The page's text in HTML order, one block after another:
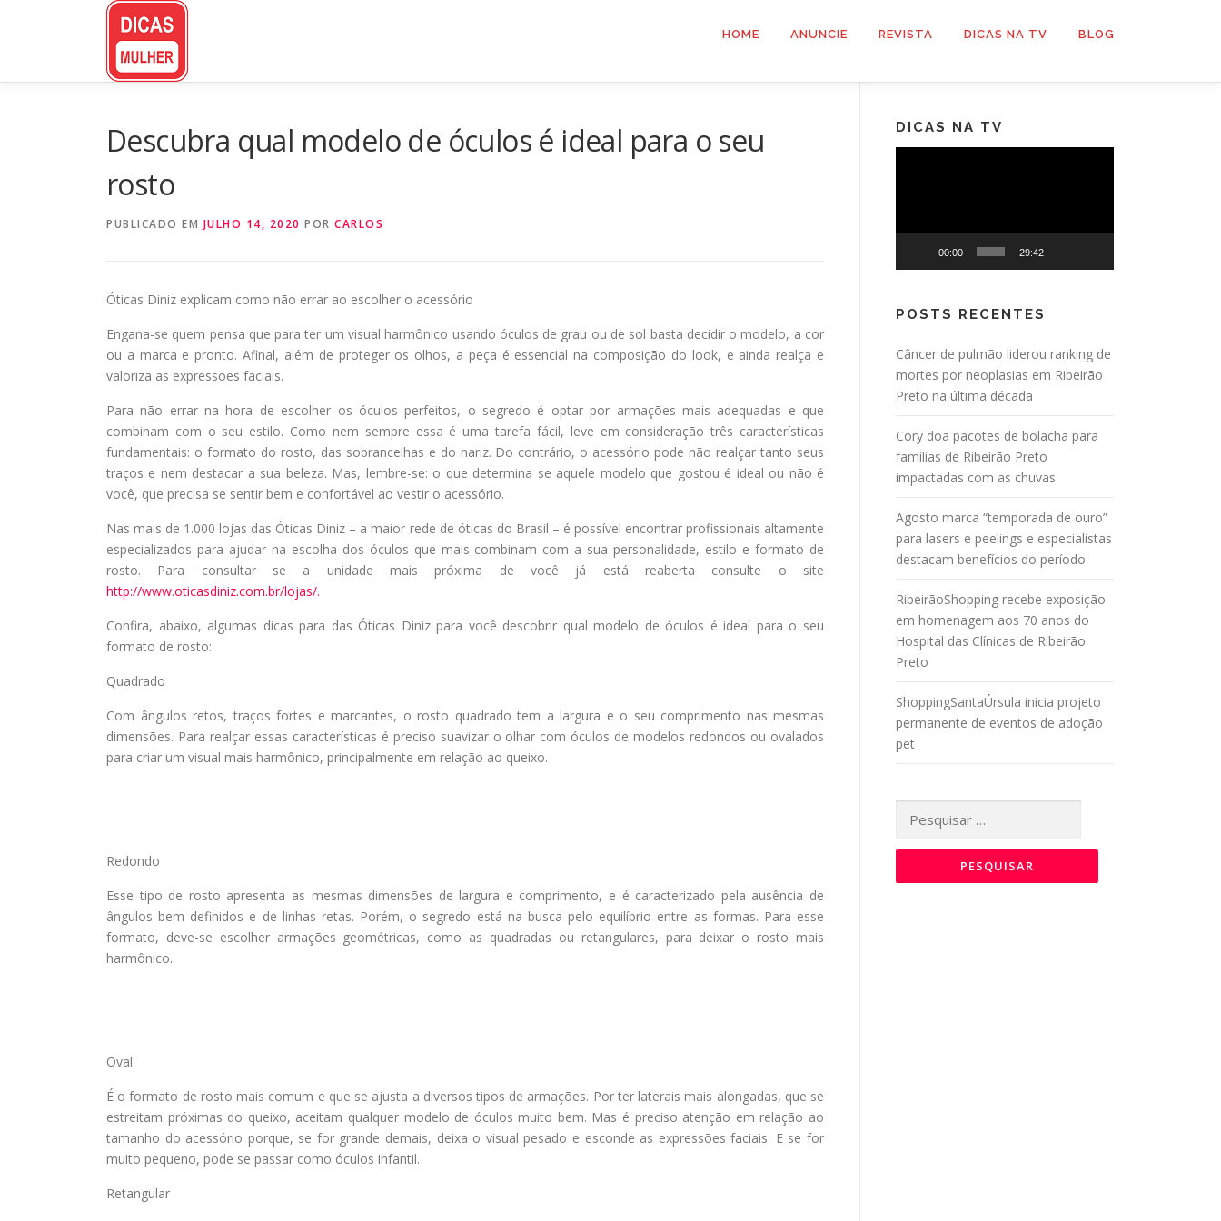
HOME ANUNCIE REVISTA DICAS NA TV BLOG
Descubra qual modelo de óculos é ideal para o seu
rosto
PUBLICADO EM JULHO 14, 2020 POR CARLOS
Óticas Diniz explicam como não errar ao escolher o acessório
Engana-se quem pensa que para ter um visual harmônico usando óculos de grau ou de sol basta decidir o modelo, a cor
ou a marca e pronto. Afinal, além de proteger os olhos, a peça é essencial na composição do look, e ainda realça e
valoriza as expressões faciais.
Para não errar na hora de escolher os óculos perfeitos, o segredo é optar por armações mais adequadas e que
combinam com o seu estilo. Como nem sempre essa é uma tarefa fácil, leve em consideração três características
fundamentais: o formato do rosto, das sobrancelhas e do nariz. Do contrário, o acessório pode não realçar tanto seus
traços e nem destacar a sua beleza. Mas, lembre-se: o que determina se aquele modelo que gostou é ideal ou não é
você, que precisa se sentir bem e confortável ao vestir o acessório.
Nas mais de 1.000 lojas das Óticas Diniz – a maior rede de óticas do Brasil – é possível encontrar profissionais altamente
especializados para ajudar na escolha dos óculos que mais combinam com a sua personalidade, estilo e formato de
rosto. Para consultar se a unidade mais próxima de você já está reaberta consulte o site
http://www.oticasdiniz.com.br/lojas/.
Confira, abaixo, algumas dicas para das Óticas Diniz para você descobrir qual modelo de óculos é ideal para o seu
formato de rosto:
Quadrado
Com ângulos retos, traços fortes e marcantes, o rosto quadrado tem a largura e o seu comprimento nas mesmas
dimensões. Para realçar essas características é preciso suavizar o olhar com óculos de modelos redondos ou ovalados
para criar um visual mais harmônico, principalmente em relação ao queixo.
Redondo
Esse tipo de rosto apresenta as mesmas dimensões de largura e comprimento, e é caracterizado pela ausência de
ângulos bem definidos e de linhas retas. Porém, o segredo está na busca pelo equilíbrio entre as formas. Para esse
formato, deve-se escolher armações geométricas, como as quadradas ou retangulares, para deixar o rosto mais
harmônico.
Oval
É o formato de rosto mais comum e que se ajusta a diversos tipos de armações. Por ter laterais mais alongadas, que se
estreitam próximas do queixo, aceitam qualquer modelo de óculos muito bem. Mas é preciso atenção em relação ao
tamanho do acessório porque, se for grande demais, deixa o visual pesado e esconde as expressões faciais. E se for
muito pequeno, pode se passar como óculos infantil.
Retangular
DICAS NA TV
00:00 29:42
POSTS RECENTES
Câncer de pulmão liderou ranking de
mortes por neoplasias em Ribeirão
Preto na última década
Cory doa pacotes de bolacha para
famílias de Ribeirão Preto
impactadas com as chuvas
Agosto marca “temporada de ouro”
para lasers e peelings e especialistas
destacam benefícios do período
RibeirãoShopping recebe exposição
em homenagem aos 70 anos do
Hospital das Clínicas de Ribeirão
Preto
ShoppingSantaÚrsula inicia projeto
permanente de eventos de adoção
pet
por: